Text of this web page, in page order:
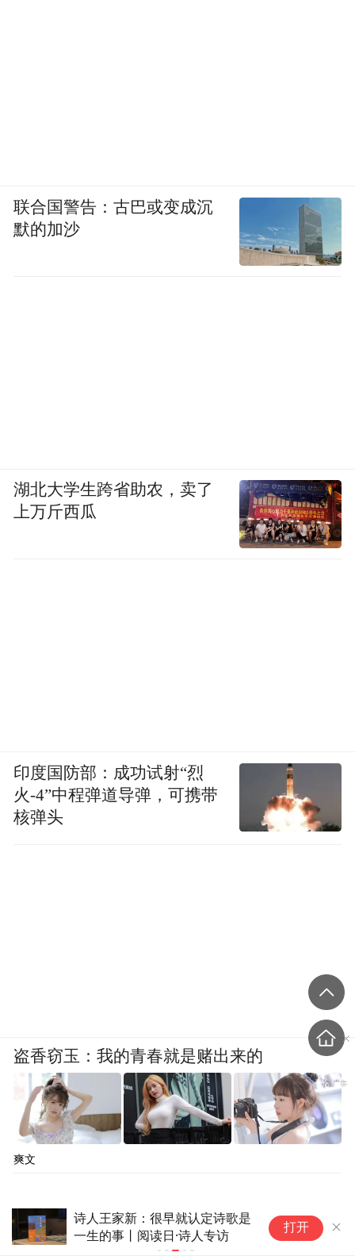
诗人王家新：很早就认定诗歌是
一生的事丨阅读日·诗人专访
打开
联合国警告：古巴或变成沉
默的加沙
湖北大学生跨省助农，卖了
上万斤西瓜
印度国防部：成功试射“烈
火-4”中程弹道导弹，可携带
核弹头
盗香窃玉：我的青春就是赌出来的
爽文